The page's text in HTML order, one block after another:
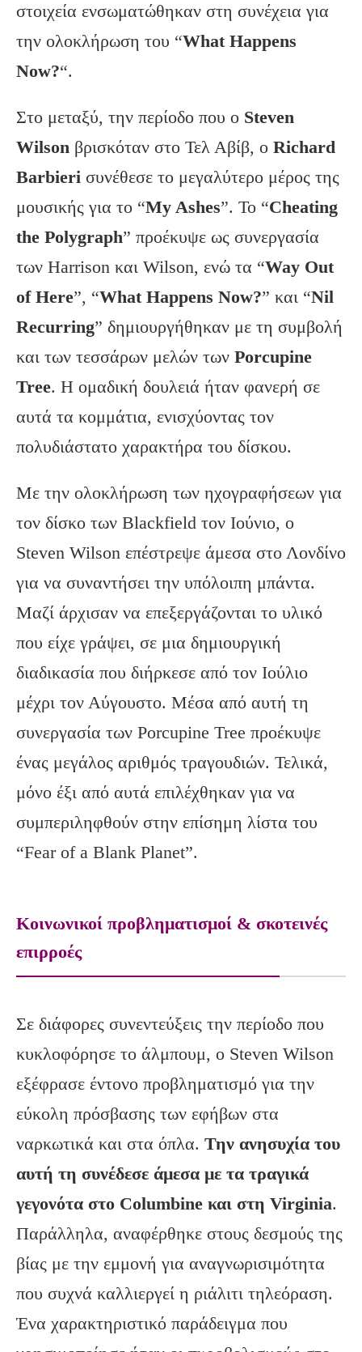
στοιχεία ενσωματώθηκαν στη συνέχεια για
την ολοκλήρωση του “WhatHappens
Now?“.
Στο μεταξύ, την περίοδο που ο Steven
Wilson βρισκόταν στο Τελ Αβίβ, ο Richard
Barbieri συνέθεσε το μεγαλύτερο μέρος της
μουσικής για το “My Ashes”. Το “Cheating
the Polygraph” προέκυψε ως συνεργασία
των Harrison και Wilson, ενώ τα “Way Out
ofHere”, “WhatHappens Now?” και “Nil
Recurring” δημιουργήθηκαν με τη συμβολή
και των τεσσάρων μελών των Porcupine
Tree. Η ομαδική δουλειά ήταν φανερή σε
αυτά τα κομμάτια, ενισχύοντας τον
πολυδιάστατο χαρακτήρα του δίσκου.
Με την ολοκλήρωση των ηχογραφήσεων για
τον δίσκο των Blackfield τον Ιούνιο, ο
Steven Wilson επέστρεψε άμεσα στο Λονδίνο
για να συναντήσει την υπόλοιπη μπάντα.
Μαζί άρχισαν να επεξεργάζονται το υλικό
που είχε γράψει, σε μια δημιουργική
διαδικασία που διήρκεσε από τον Ιούλιο
μέχρι τον Αύγουστο. Μέσα από αυτή τη
συνεργασία των Porcupine Tree προέκυψε
ένας μεγάλος αριθμός τραγουδιών. Τελικά,
μόνο έξι από αυτά επιλέχθηκαν για να
συμπεριληφθούν στην επίσημη λίστα του
“Fear of a Blank Planet”.
Κοινωνικοί προβληματισμοί & σκοτεινές
επιρροές
Σε διάφορες συνεντεύξεις την περίοδο που
κυκλοφόρησε το άλμπουμ, ο Steven Wilson
εξέφρασε έντονο προβληματισμό για την
εύκολη πρόσβασης των εφήβων στα
ναρκωτικά και στα όπλα. Την ανησυχία του
αυτή τη συνέδεσε άμεσα με τα τραγικά
γεγονότα στο Columbine και στη Virginia.
Παράλληλα, αναφέρθηκε στους δεσμούς της
βίας με την εμμονή για αναγνωρισιμότητα
που συχνά καλλιεργεί η ριάλιτι τηλεόραση.
Ένα χαρακτηριστικό παράδειγμα που